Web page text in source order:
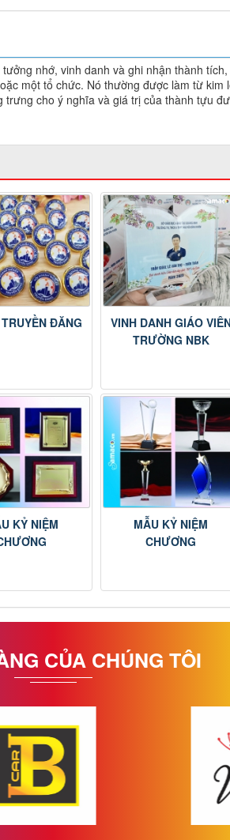
nhớ, vinh danh và ghi nhận thành tích,
một tổ chức. Nó thường được làm từ kim
cho ý nghĩa và giá trị của thành tựu
ĐĂNG
VINH DANH GIÁO
TRƯỜNG NBK
KỶ NIỆM
MẪU KỶ NIỆM
CHƯƠNG
CỦA CHÚNG TÔI